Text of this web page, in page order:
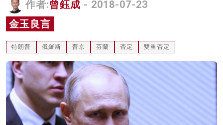
名家榜
灼見活動
關於我們
作者:曾鈺成 - 2018-07-23
金玉良言
特朗普 俄羅斯 普京 芬蘭 否定 雙重否定